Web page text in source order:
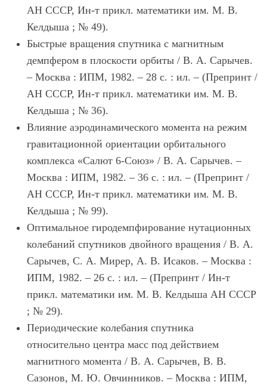
АН СССР, Ин-т прикл. математики им. М. В.
Келдыша ; № 49).
Быстрые вращения спутника с магнитным
демпфером в плоскости орбиты / В. А. Сарычев.
– Москва : ИПМ, 1982. – 28 с. : ил. – (Препринт /
АН СССР, Ин-т прикл. математики им. М. В.
Келдыша ; № 36).
Влияние аэродинамического момента на режим
гравитационной ориентации орбитального
комплекса «Салют 6-Союз» / В. А. Сарычев. –
Москва : ИПМ, 1982. – 36 с. : ил. – (Препринт /
АН СССР, Ин-т прикл. математики им. М. В.
Келдыша ; № 99).
Оптимальное гиродемпфирование нутационных
колебаний спутников двойного вращения / В. А.
Сарычев, С. А. Мирер, А. В. Исаков. – Москва :
ИПМ, 1982. – 26 с. : ил. – (Препринт / Ин-т
прикл. математики им. М. В. Келдыша АН СССР
; № 29).
Периодические колебания спутника
относительно центра масс под действием
магнитного момента / В. А. Сарычев, В. В.
Сазонов, М. Ю. Овчинников. – Москва : ИПМ,